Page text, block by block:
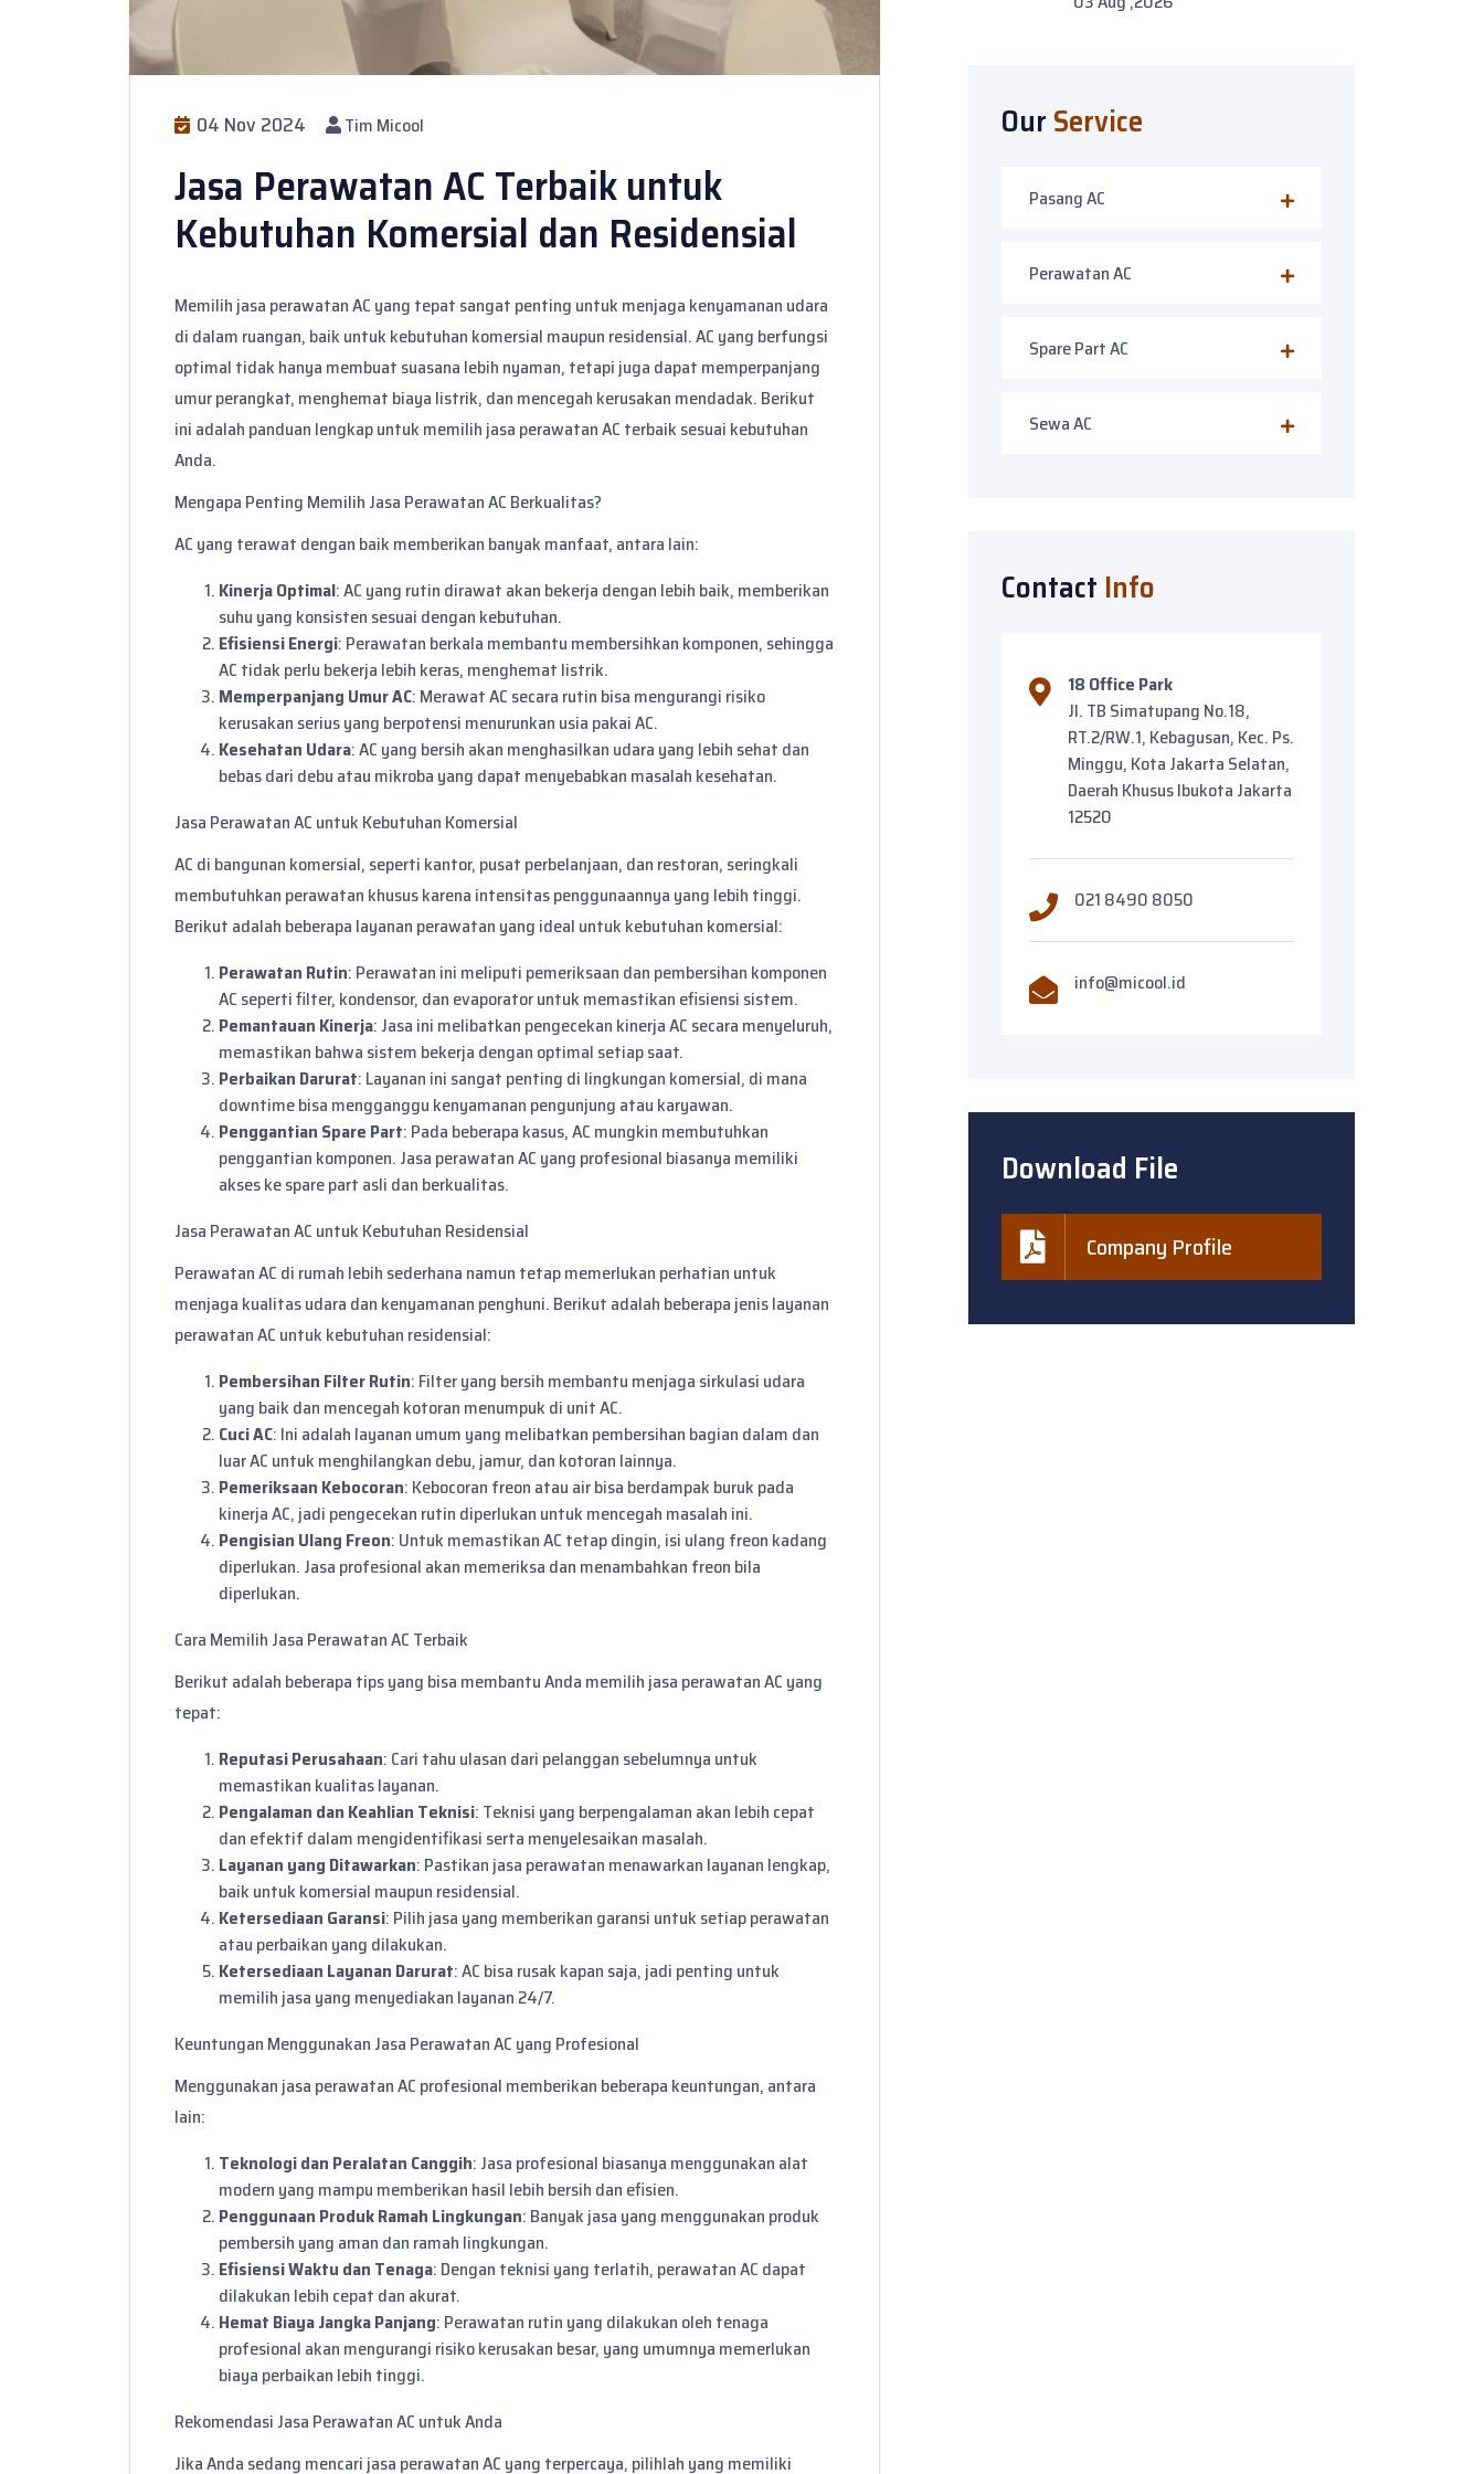
04 Nov 2024 Tim Micool
Jasa Perawatan AC Terbaik untuk
Kebutuhan Komersial dan Residensial
Memilih jasa perawatan AC yang tepat sangat penting untuk menjaga kenyamanan udara
di dalam ruangan, baik untuk kebutuhan komersial maupun residensial. AC yang berfungsi
optimal tidak hanya membuat suasana lebih nyaman, tetapi juga dapat memperpanjang
umur perangkat, menghemat biaya listrik, dan mencegah kerusakan mendadak. Berikut
ini adalah panduan lengkap untuk memilih jasa perawatan AC terbaik sesuai kebutuhan
Anda.
Mengapa Penting Memilih Jasa Perawatan AC Berkualitas?
AC yang terawat dengan baik memberikan banyak manfaat, antara lain:
Kinerja Optimal: AC yang rutin dirawat akan bekerja dengan lebih baik, memberikan
suhu yang konsisten sesuai dengan kebutuhan.
Efisiensi Energi: Perawatan berkala membantu membersihkan komponen, sehingga
AC tidak perlu bekerja lebih keras, menghemat listrik.
Memperpanjang Umur AC: Merawat AC secara rutin bisa mengurangi risiko
kerusakan serius yang berpotensi menurunkan usia pakai AC.
Kesehatan Udara: AC yang bersih akan menghasilkan udara yang lebih sehat dan
bebas dari debu atau mikroba yang dapat menyebabkan masalah kesehatan.
Jasa Perawatan AC untuk Kebutuhan Komersial
AC di bangunan komersial, seperti kantor, pusat perbelanjaan, dan restoran, seringkali
membutuhkan perawatan khusus karena intensitas penggunaannya yang lebih tinggi.
Berikut adalah beberapa layanan perawatan yang ideal untuk kebutuhan komersial:
Perawatan Rutin: Perawatan ini meliputi pemeriksaan dan pembersihan komponen
AC seperti filter, kondensor, dan evaporator untuk memastikan efisiensi sistem.
Pemantauan Kinerja: Jasa ini melibatkan pengecekan kinerja AC secara menyeluruh,
memastikan bahwa sistem bekerja dengan optimal setiap saat.
Perbaikan Darurat: Layanan ini sangat penting di lingkungan komersial, di mana
downtime bisa mengganggu kenyamanan pengunjung atau karyawan.
Penggantian Spare Part: Pada beberapa kasus, AC mungkin membutuhkan
penggantian komponen. Jasa perawatan AC yang profesional biasanya memiliki
akses ke spare part asli dan berkualitas.
Jasa Perawatan AC untuk Kebutuhan Residensial
Perawatan AC di rumah lebih sederhana namun tetap memerlukan perhatian untuk
menjaga kualitas udara dan kenyamanan penghuni. Berikut adalah beberapa jenis layanan
perawatan AC untuk kebutuhan residensial:
Pembersihan Filter Rutin: Filter yang bersih membantu menjaga sirkulasi udara
yang baik dan mencegah kotoran menumpuk di unit AC.
Cuci AC: Ini adalah layanan umum yang melibatkan pembersihan bagian dalam dan
luar AC untuk menghilangkan debu, jamur, dan kotoran lainnya.
Pemeriksaan Kebocoran: Kebocoran freon atau air bisa berdampak buruk pada
kinerja AC, jadi pengecekan rutin diperlukan untuk mencegah masalah ini.
Pengisian Ulang Freon: Untuk memastikan AC tetap dingin, isi ulang freon kadang
diperlukan. Jasa profesional akan memeriksa dan menambahkan freon bila
diperlukan.
Cara Memilih Jasa Perawatan AC Terbaik
Berikut adalah beberapa tips yang bisa membantu Anda memilih jasa perawatan AC yang
tepat:
Reputasi Perusahaan: Cari tahu ulasan dari pelanggan sebelumnya untuk
memastikan kualitas layanan.
Pengalaman dan Keahlian Teknisi: Teknisi yang berpengalaman akan lebih cepat
dan efektif dalam mengidentifikasi serta menyelesaikan masalah.
Layanan yang Ditawarkan: Pastikan jasa perawatan menawarkan layanan lengkap,
baik untuk komersial maupun residensial.
Ketersediaan Garansi: Pilih jasa yang memberikan garansi untuk setiap perawatan
atau perbaikan yang dilakukan.
Ketersediaan Layanan Darurat: AC bisa rusak kapan saja, jadi penting untuk
memilih jasa yang menyediakan layanan 24/7.
Keuntungan Menggunakan Jasa Perawatan AC yang Profesional
Menggunakan jasa perawatan AC profesional memberikan beberapa keuntungan, antara
lain:
Teknologi dan Peralatan Canggih: Jasa profesional biasanya menggunakan alat
modern yang mampu memberikan hasil lebih bersih dan efisien.
Penggunaan Produk Ramah Lingkungan: Banyak jasa yang menggunakan produk
pembersih yang aman dan ramah lingkungan.
Efisiensi Waktu dan Tenaga: Dengan teknisi yang terlatih, perawatan AC dapat
dilakukan lebih cepat dan akurat.
Hemat Biaya Jangka Panjang: Perawatan rutin yang dilakukan oleh tenaga
profesional akan mengurangi risiko kerusakan besar, yang umumnya memerlukan
biaya perbaikan lebih tinggi.
Rekomendasi Jasa Perawatan AC untuk Anda
Jika Anda sedang mencari jasa perawatan AC yang terpercaya, pilihlah yang memiliki
OurService
Pasang AC
Perawatan AC
Spare Part AC
Sewa AC
Contact Info
18 Office Park
Jl. TB Simatupang No.18,
RT.2/RW.1, Kebagusan, Kec. Ps.
Minggu, Kota Jakarta Selatan,
Daerah Khusus Ibukota Jakarta
12520
021 8490 8050
info@micool.id
Download File
Company Profile